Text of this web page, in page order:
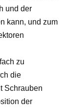
und der
kann, und zum
zu
die
Schrauben
der